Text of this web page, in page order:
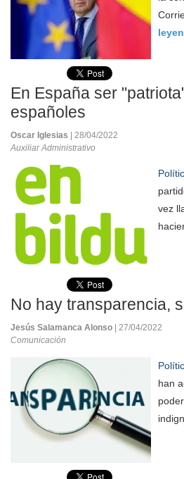
En España ser
españoles
Oscar Iglesias
| 28/04/2022
Auxiliar Administrativo
vez
No hay transparencia,
Jesús Salamanca Alonso
| 27/04/2022
Comunicación
han